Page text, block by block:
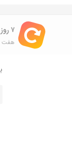
۷ روز ضمانت بازگشت
هفت